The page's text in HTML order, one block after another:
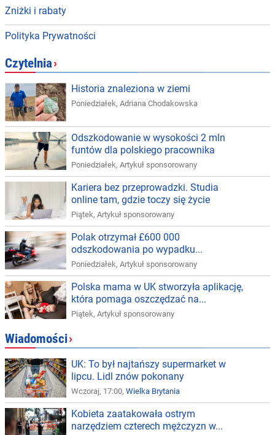
Zniżki i rabaty
Polityka Prywatności
Czytelnia›
Historia znaleziona w ziemi
Poniedziałek, Adriana Chodakowska
Odszkodowanie w wysokości 2 mln
funtów dla polskiego pracownika
Poniedziałek, Artykuł sponsorowany
Kariera bez przeprowadzki. Studia
online tam, gdzie toczy się życie
Piątek, Artykuł sponsorowany
Polak otrzymał £600 000
odszkodowania po wypadku...
Poniedziałek, Artykuł sponsorowany
Polska mama w UK stworzyła aplikację,
która pomaga oszczędzać na...
Piątek, Artykuł sponsorowany
Wiadomości›
UK: To był najtańszy supermarket w
lipcu. Lidl znów pokonany
Wczoraj, 17:00, Wielka Brytania
Kobieta zaatakowała ostrym
narzędziem czterech mężczyzn w...